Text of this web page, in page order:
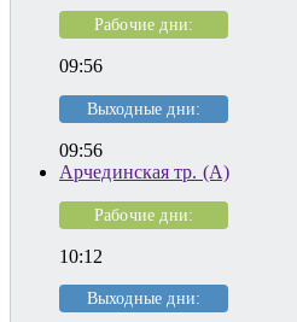
Рабочие дни:
09:56
Выходные дни:
09:56
Арчединская тр. (А)
Рабочие дни:
10:12
Выходные дни: